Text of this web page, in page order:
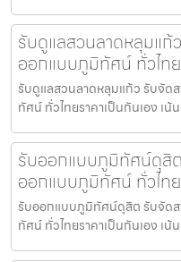
รับดูแลสวนลาดหลุมแ
ออกแบบภูมิทัศน์ ทั่วไทย
รับดูแลสวนลาดหลุมแก้ว รับจั
ทัศน์ ทั่วไทยราคาเป็นกันเอง เ
รับออกแบบภูมิทัศน์ดุสิ
ออกแบบภูมิทัศน์ ทั่วไทย
รับออกแบบภูมิทัศน์ดุสิต รับจัด
ทัศน์ ทั่วไทยราคาเป็นกันเอง เ